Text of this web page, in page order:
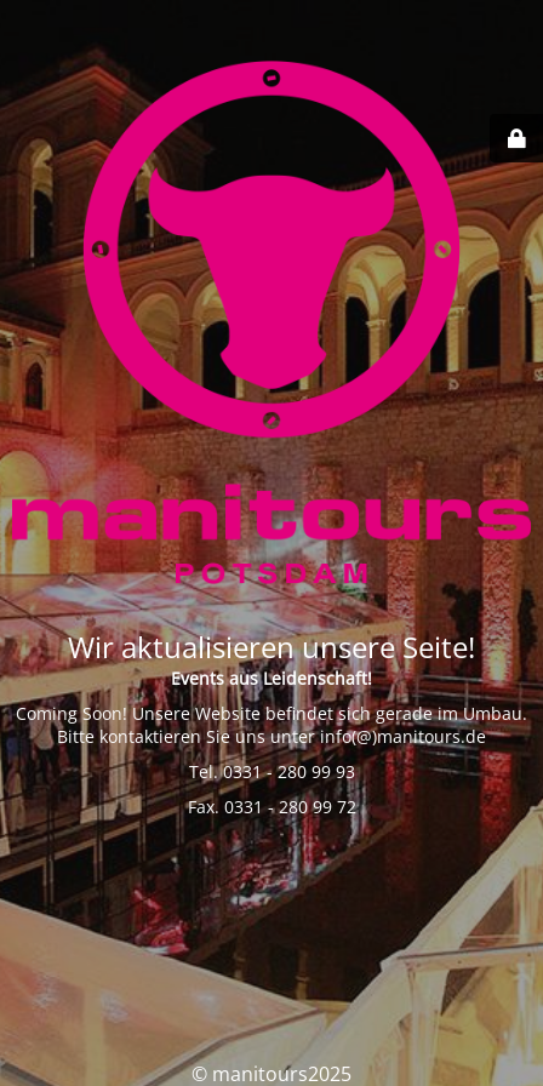
Wir aktualisieren unsere Seite!
Events aus Leidenschaft!
Coming Soon! Unsere Website befindet sich gerade im Umbau.
Bitte kontaktieren Sie uns unter info(@)manitours.de
Tel. 0331 - 280 99 93
Fax. 0331 - 280 99 72
© manitours2025